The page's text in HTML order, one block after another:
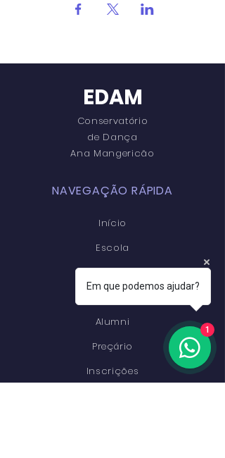
EDAM
Conservatório
de Dança
Ana Mangericão
NAVEGAÇÃO RÁPIDA
Início
Escola
Cursos
Alumni
Preçário
Inscrições
Em que podemos ajudar?
1